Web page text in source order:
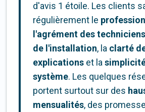
d'avis 1 étoile. Les clients
régulièrement le
l'agrément des techniciens
de l'installation, la clarté
explications et la
système. Les quelques
portent surtout sur des
mensualités, des